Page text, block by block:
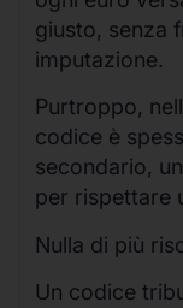
giusto, senza
imputazione.
Purtroppo,
codice è
secondario,
per rispettare
Nulla di più
Un codice